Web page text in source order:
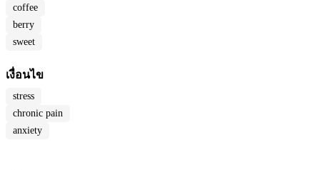
coffee
berry
sweet
เงื่อนไข
stress
chronic pain
anxiety